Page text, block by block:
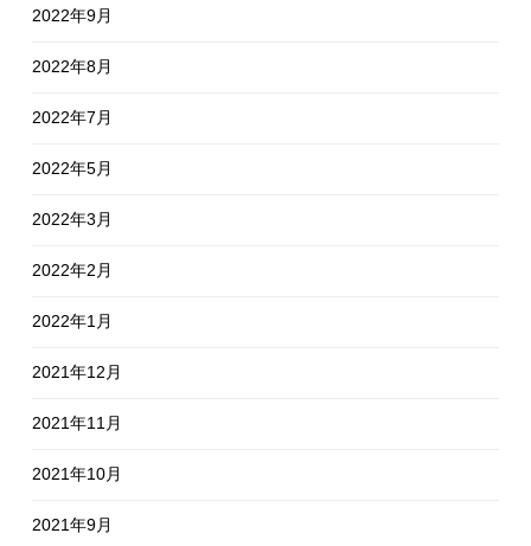
2022年9月
2022年8月
2022年7月
2022年5月
2022年3月
2022年2月
2022年1月
2021年12月
2021年11月
2021年10月
2021年9月